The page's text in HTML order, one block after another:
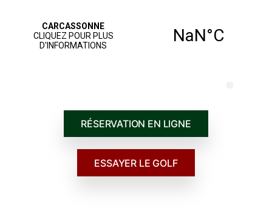
RÉSERVATION EN LIGNE
ESSAYER LE GOLF